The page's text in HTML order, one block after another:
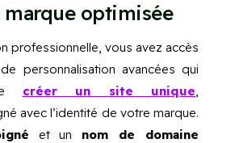
optimisée
professionnelle, vous avez accès
personnalisation avancées qui
créer un site unique,
avec l’identité de votre marque.
et un nom de domaine